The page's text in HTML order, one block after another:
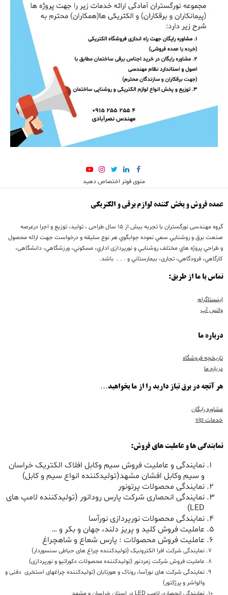
منوی فوتر اختصاص دهید
عمده فروش و پخش کننده لوازم برقی و الکتریکی
گروه مهندسی نورگستران با تجربه بيش از 15 سال طراحی ، تولید، توزیع و اجرا درعرصه
صنعت برق و روشنايي سعي نموده جوابگوي هر نوع سليقه و درخواست جهت ارائه محصول
و طراحي پروژه هاي مختلف روشنايي و نورپردازی اداري، مسكوني، ورزشگاهي، دانشگاهی،
كارگاهي، فرودگاهي، تجاری، بيمارستاني و . . . باشد.
تماس با ما از طریق:
اینستاگرام
واتس آپ
درباره ما
تاریخچه فروشگاه
درباره ما
هر آنچه در برق نیاز دارید را از ما بخواهید…
مشاوره رایگان
خدمات vip
نمایندگی ها و عاملیت های فروش:
نمایندگی و عاملیت فروش سیم وکابل افلاک الکتریک خراسان
و سیم وکابل افشان مشهد(تولیدکننده انواع سیم و کابل)
نمایندگی محصولات پرتونور
نمایندگی انحصاری شرکت پارس رودانور (تولیدکننده لامپ های
LED)
نمایندگی محصولات نورپردازی نورآسا
عاملیت فروش کلید و پریز دلند، جهان و بکر و …
عاملیت فروش محصولات : پارس شعاع و شاهچراغ
نمایندگی شرکت افرا الکترونیک (تولیدکننده چراغ های حیاطی سنسوردار)
عاملیت فروش شرکت زمردنور (تولیدکننده محصولات دکوراتیو و نورپردازی)
نمایندگی شرکت های نورآسا، روناک و هورتابان (تولیدکننده چراغهای استخری دفنی و
والواشر و پرژکتور)
نمایندگی انحصاری لامپ LED در استان خراسان و مشهد